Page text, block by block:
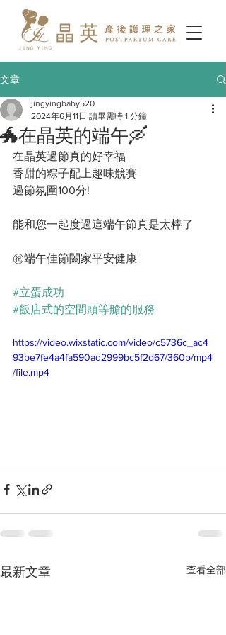
文章
🐲在晶英的端午🛶
jingyingbaby520
2024年6月11日 讀畢需時 1 分鐘
在晶英過節真的好幸福
香甜的粽子配上趣味競賽
過節氛圍100分!
能和您一起度過這端午節真是太棒了
㊗️端午佳節闔家平安健康
#立蛋成功
#飯店式的空間頭等艙的服務
https://video.wixstatic.com/video/c5736c_ac4
93be7fe4a4fa590ad2999bc5f2d67/360p/mp4
/file.mp4
最新文章 查看全部